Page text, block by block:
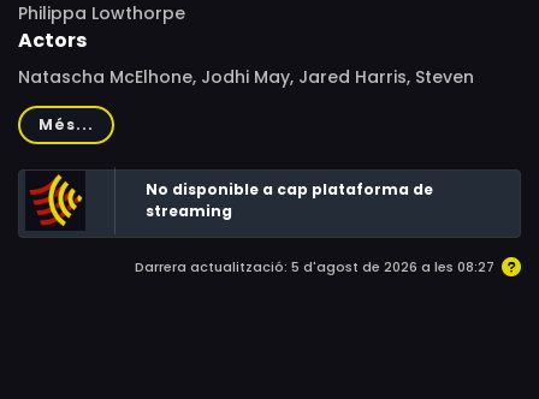
Philippa Lowthorpe
Actors
Natascha McElhone, Jodhi May, Jared Harris, Steven
Mackintosh, Philip Glenister, Jack Shepherd, John
Woodvine, Ron Cook, Anthony Howell, Jane Gurnett,
Yolanda Vazquez, Geoffrey Streatfeild, Naomi Benson,
Zoe Waites, Roger Hammond, Oliver Chris
Més...
No disponible a cap plataforma de
streaming
Darrera actualització: 5 d'agost de 2026 a les 08:27